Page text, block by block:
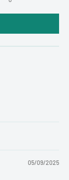
05/09/2025